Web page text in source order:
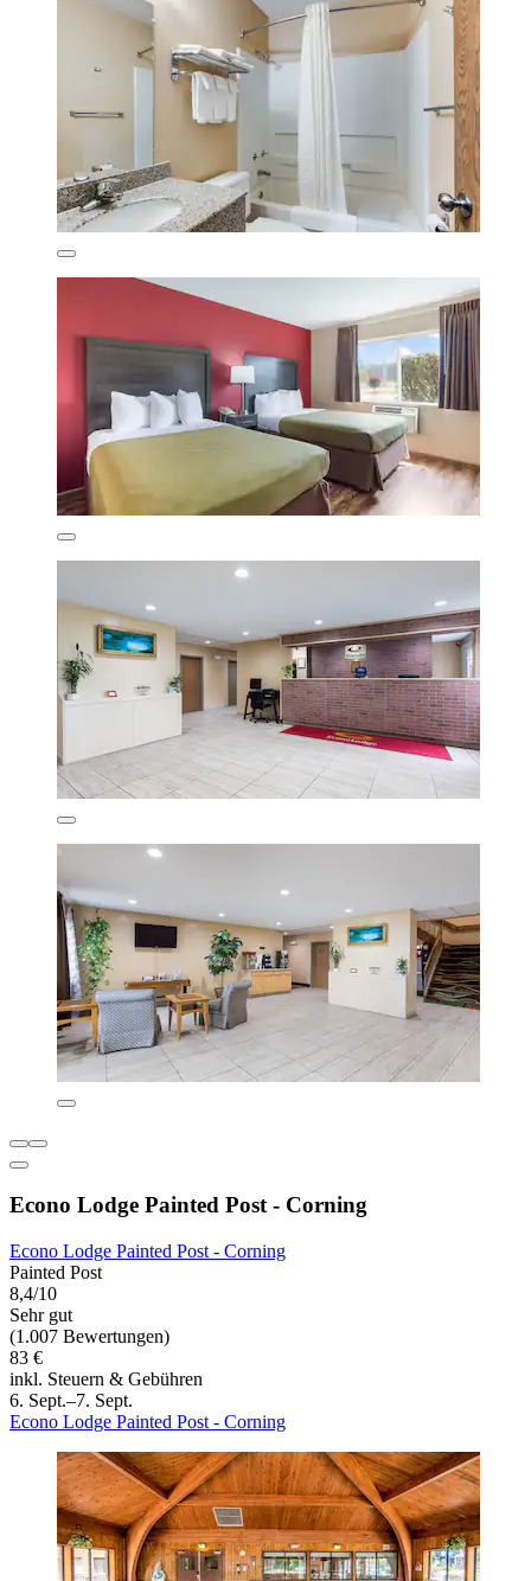
Econo Lodge Painted Post - Corning
Econo Lodge Painted Post - Corning
Painted Post
8,4/10
Sehr gut
(1.007 Bewertungen)
83 €
inkl. Steuern & Gebühren
6. Sept.–7. Sept.
Econo Lodge Painted Post - Corning